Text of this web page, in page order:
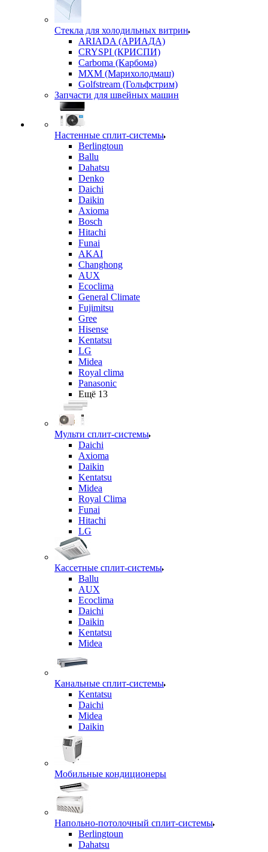
Стекла для холодильных витрин
ARIADA (АРИАДА)
CRYSPI (КРИСПИ)
Carboma (Карбома)
MXM (Марихолодмаш)
Golfstream (Гольфстрим)
Запчасти для швейных машин
Настенные сплит-системы
Berlingtoun
Ballu
Dahatsu
Denko
Daichi
Daikin
Axioma
Bosch
Hitachi
Funai
AKAI
Changhong
AUX
Ecoclima
General Climate
Fujimitsu
Gree
Hisense
Kentatsu
LG
Midea
Royal clima
Panasonic
Ещё 13
Мульти сплит-системы
Daichi
Axioma
Daikin
Kentatsu
Midea
Royal Clima
Funai
Hitachi
LG
Кассетные сплит-системы
Ballu
AUX
Ecoclima
Daichi
Daikin
Kentatsu
Midea
Канальные сплит-системы
Kentatsu
Daichi
Midea
Daikin
Мобильные кондиционеры
Напольно-потолочный сплит-системы
Berlingtoun
Dahatsu